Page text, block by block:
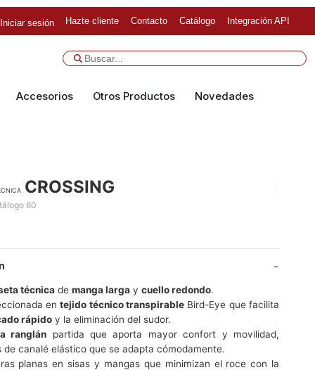
Iniciar sesión Hazte cliente Contacto Catálogo Integración API
Accesorios Otros Productos Novedades
CROSSING
60
técnica de manga larga y cuello redondo.
entejido técnico transpirable Bird-Eye que facilita
rápidoy la eliminación del sudor.
ranglán partida que aporta mayor confort y movilidad,
de canalé elástico que se adapta cómodamente.
planas en sisas y mangas que minimizan el roce con la